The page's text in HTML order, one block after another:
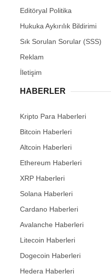
Editöryal Politika
Hukuka Aykırılık Bildirimi
Sık Sorulan Sorular (SSS)
Reklam
İletişim
HABERLER
Kripto Para Haberleri
Bitcoin Haberleri
Altcoin Haberleri
Ethereum Haberleri
XRP Haberleri
Solana Haberleri
Cardano Haberleri
Avalanche Haberleri
Litecoin Haberleri
Dogecoin Haberleri
Hedera Haberleri